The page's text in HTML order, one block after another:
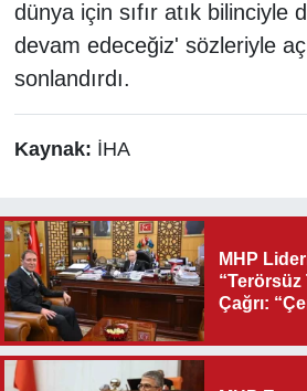
dünya için sıfır atık bilinciyle
devam edeceğiz' sözleriyle
sonlandırdı.
Kaynak: İHA
MHP
Çağrı: